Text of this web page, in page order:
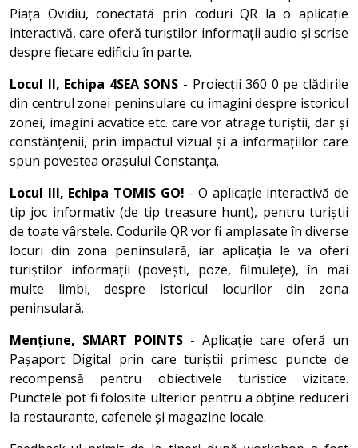
Piața Ovidiu, conectată prin coduri QR la o aplicație
interactivă, care oferă turiștilor informații audio și scrise
despre fiecare edificiu în parte.
Locul II, Echipa 4SEA SONS - Proiecții 360 0 pe clădirile
din centrul zonei peninsulare cu imagini despre istoricul
zonei, imagini acvatice etc. care vor atrage turiștii, dar și
constănțenii, prin impactul vizual și a informațiilor care
spun povestea orașului Constanța.
Locul III, Echipa TOMIS GO! - O aplicație interactivă de
tip joc informativ (de tip treasure hunt), pentru turiștii
de toate vârstele. Codurile QR vor fi amplasate în diverse
locuri din zona peninsulară, iar aplicația le va oferi
turiștilor informații (povești, poze, filmulețe), în mai
multe limbi, despre istoricul locurilor din zona
peninsulară.
Mențiune, SMART POINTS - Aplicație care oferă un
Pașaport Digital prin care turiștii primesc puncte de
recompensă pentru obiectivele turistice vizitate.
Punctele pot fi folosite ulterior pentru a obține reduceri
la restaurante, cafenele și magazine locale.